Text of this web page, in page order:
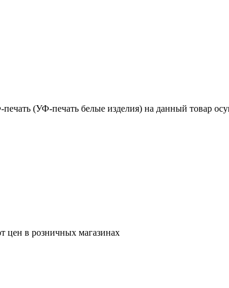
(УФ-печать белые изделия) на данный товар
цен в розничных магазинах